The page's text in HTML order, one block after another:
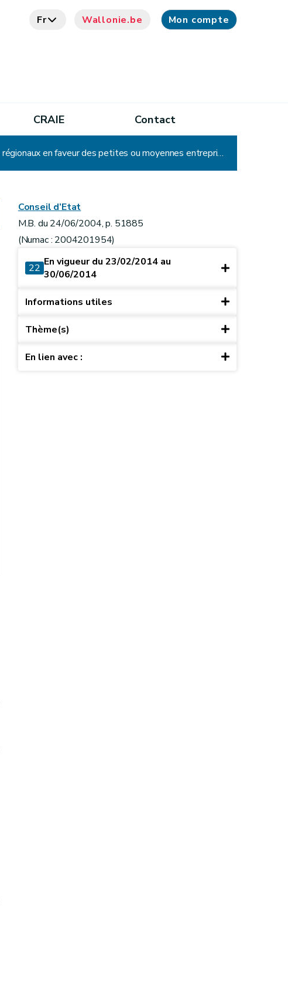
Fr Wallonie.be Mon compte
CRAIE Contact
Arrêté du Gouvernement wallon portant exécution du décret du 11 mars 2004 relatif aux incitants régionaux en faveur des petites ou moyennes entreprises
Conseil d’Etat
M.B. du 24/06/2004, p. 51885
(Numac : 2004201954)
22 En vigueur du 23/02/2014 au
30/06/2014
Informations utiles
Thème(s)
En lien avec :